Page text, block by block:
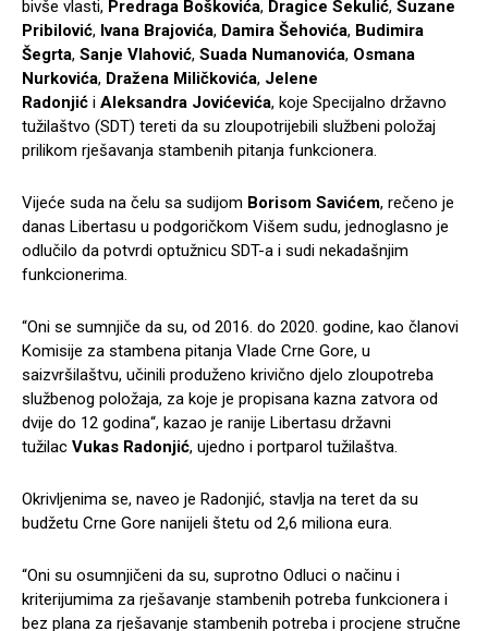
bivše vlasti, Predraga Boškovića, Dragice Sekulić, Suzane
Pribilović, Ivana Brajovića, Damira Šehovića, Budimira
Šegrta, Sanje Vlahović, Suada Numanovića, Osmana
Nurkovića, Dražena Miličkovića, Jelene
Radonjić i Aleksandra Jovićevića, koje Specijalno državno
tužilaštvo (SDT) tereti da su zloupotrijebili službeni položaj
prilikom rješavanja stambenih pitanja funkcionera.
Vijeće suda na čelu sa sudijom Borisom Savićem, rečeno je
danas Libertasu u podgoričkom Višem sudu, jednoglasno je
odlučilo da potvrdi optužnicu SDT-a i sudi nekadašnjim
funkcionerima.
“Oni se sumnjiče da su, od 2016. do 2020. godine, kao članovi
Komisije za stambena pitanja Vlade Crne Gore, u
saizvršilaštvu, učinili produženo krivično djelo zloupotreba
službenog položaja, za koje je propisana kazna zatvora od
dvije do 12 godina“, kazao je ranije Libertasu državni
tužilac Vukas Radonjić, ujedno i portparol tužilaštva.
Okrivljenima se, naveo je Radonjić, stavlja na teret da su
budžetu Crne Gore nanijeli štetu od 2,6 miliona eura.
“Oni su osumnjičeni da su, suprotno Odluci o načinu i
kriterijumima za rješavanje stambenih potreba funkcionera i
bez plana za rješavanje stambenih potreba i procjene stručne